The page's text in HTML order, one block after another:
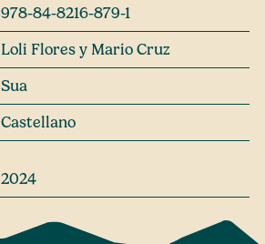
978-84-8216-879-1
Loli Flores y Mario Cruz
Sua
Castellano
2024